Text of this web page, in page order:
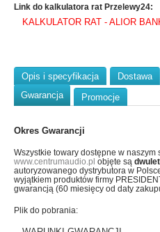
Link do kalkulatora rat Przelewy24:
KALKULATOR RAT - ALIOR
Opis i specyfikacja Dostawa
Gwarancja
Promocje
Okres Gwarancji
Wszystkie towary dostępne w naszym
www.centrumaudio.pl objęte są
autoryzowanego dystrybutora w
wyjątkiem produktów firmy
gwarancją (60 miesięcy od daty
Plik do pobrania: